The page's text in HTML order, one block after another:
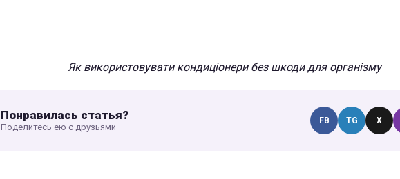
Як використовувати кондиціонери без шкоди для організму
Понравилась статья?
Поделитесь ею с друзьями
FB TG X